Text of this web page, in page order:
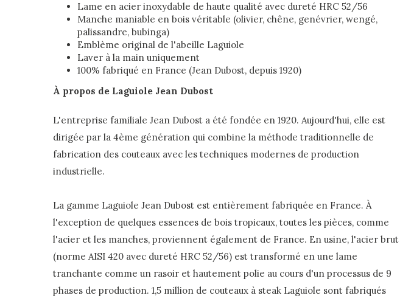
Lame en acier inoxydable de haute qualité avec dureté HRC 52/56
Manche maniable en bois véritable (olivier, chêne, genévrier, wengé,
palissandre, bubinga)
Emblème original de l'abeille Laguiole
Laver à la main uniquement
100% fabriqué en France (Jean Dubost, depuis 1920)
À propos de Laguiole Jean Dubost
L'entreprise familiale Jean Dubost a été fondée en 1920. Aujourd'hui, elle est
dirigée par la 4ème génération qui combine la méthode traditionnelle de
fabrication des couteaux avec les techniques modernes de production
industrielle.
La gamme Laguiole Jean Dubost est entièrement fabriquée en France. À
l'exception de quelques essences de bois tropicaux, toutes les pièces, comme
l'acier et les manches, proviennent également de France. En usine, l'acier brut
(norme AISI 420 avec dureté HRC 52/56) est transformé en une lame
tranchante comme un rasoir et hautement polie au cours d'un processus de 9
phases de production. 1,5 million de couteaux à steak Laguiole sont fabriqués